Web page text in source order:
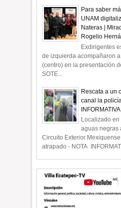
Para saber
UNAM
Nateras |
Rogelio
Exdirigentes
de izquierda acompañaron
(centro) en la presentación
SOTE...
Rescata a un
canal la
INFORMATIVA
Localizado
aguas negras
Circuito Exterior
atrapado - NOTA